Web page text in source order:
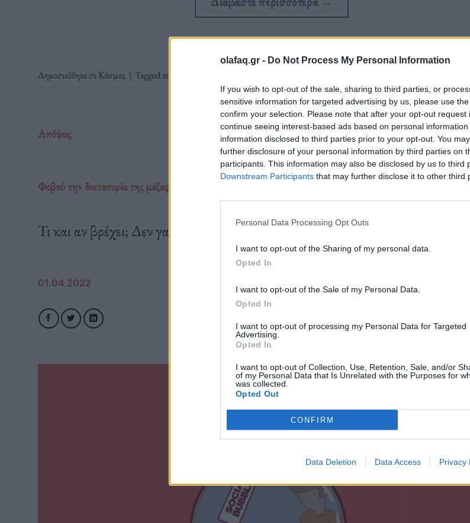
olafaq.gr - Do Not Process My Personal Information
If you wish to opt-out of the sale, sharing to third parties, or
sensitive information for targeted advertising by us, please use
confirm your selection. Please note that after your opt-out request
continue seeing interest-based ads based on personal
information disclosed to third parties prior to your opt-out. You
further disclosure of your personal information by third parties on
participants. This information may also be disclosed by us to third
Downstream Participants that may further disclose it to other third
Personal Data Processing Opt Outs
I want to opt-out of the Sharing of my personal data.
Opted In
I want to opt-out of the Sale of my Personal Data.
Opted In
I want to opt-out of processing my Personal Data for Targeted
Advertising.
Opted In
I want to opt-out of Collection, Use, Retention, Sale, and/or
of my Personal Data that Is Unrelated with the Purposes for
was collected.
Opted Out
CONFIRM
Data Deletion Data Access Privacy
Δημοσιεύθηκε σεΚόσμος | Taggedαυταρχικά καθεστώτα
Απόψεις
Φοβού την δικτατορία της μάζας των κοινωνικών δικτύων
Τι και αν βρέχει; Δεν γαμιέται, θα παραγγείλω απ' έξω.
01.04.2022